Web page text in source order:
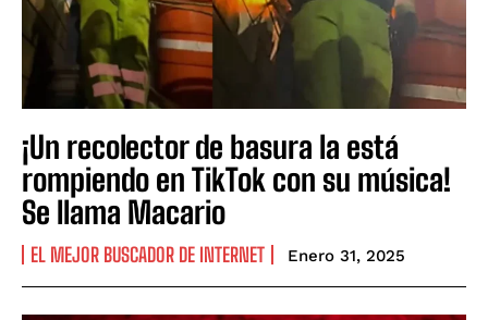
¡Un recolector de basura la está
rompiendo en TikTok con su música!
Se llama Macario
EL MEJOR BUSCADOR DE INTERNET Enero 31, 2025